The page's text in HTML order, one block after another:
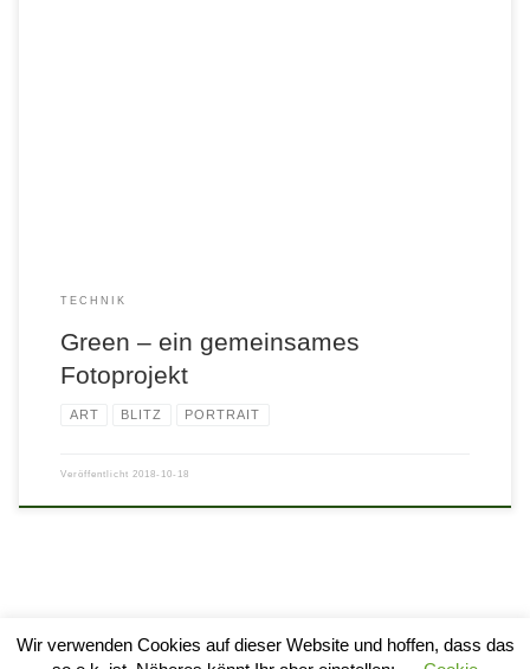
TECHNIK
Green – ein gemeinsames
Fotoprojekt
ART BLITZ PORTRAIT
Veröffentlicht 2018-10-18
Wir verwenden Cookies auf dieser Website und hoffen, dass das